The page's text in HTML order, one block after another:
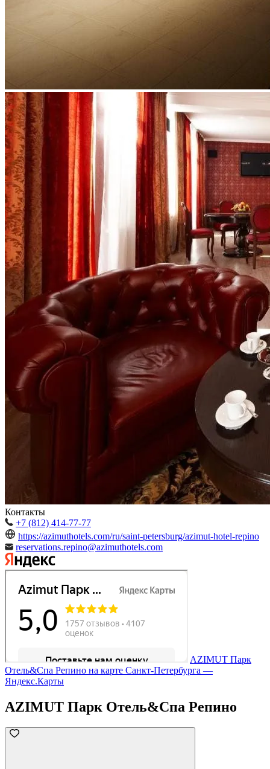
Контакты
+7 (812) 414-77-77
https://azimuthotels.com/ru/saint-petersburg/azimut-hotel-repino
reservations.repino@azimuthotels.com
AZIMUT Парк
Отель&Спа Репино на карте Санкт‑Петербурга —
Яндекс.Карты
AZIMUT Парк Отель&Спа Репино